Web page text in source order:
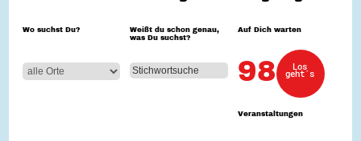
Zeig uns dein Ehrenamt
Wettbewerb | Trikotwettbewerb
Wettbewerb | 80 Jahre Hessen - Engagement
Ausgezeichnete Projekte
Wo suchst Du?
Weißt du schon genau,
was Du suchst?
Auf Dich warten
98
Veranstaltungen
Los
geht´s